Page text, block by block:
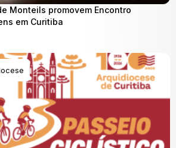
Monteils promovem Encontro
em Curitiba